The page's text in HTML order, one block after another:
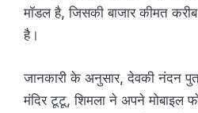
मॉडल है, जिसकी बाजार कीमत
है।
जानकारी के अनुसार, देवकी नंदन
मंदिर टूटू, शिमला ने अपने मोबाइल